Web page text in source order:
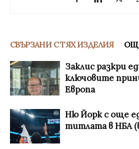
СВЪРЗАНИ С ТЯХ ИЗДЕЛИЯ
Заклис разкри
ключовите
Европа
Ню Йорк с още
титлата в НБА